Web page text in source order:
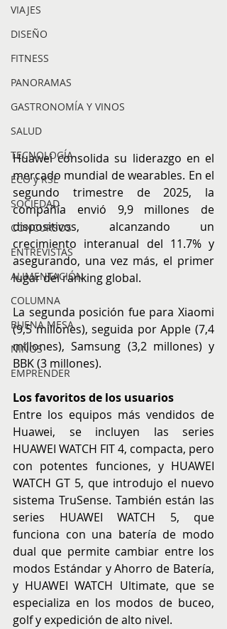
VIAJES
DISEÑO
FITNESS
PANORAMAS
GASTRONOMÍA Y VINOS
SALUD
TECNOLOGÍA
ECO y RSE
SOCIEDAD
CONCURSOS
ENTREVISTAS
ALIMENTACIÓN
COLUMNA
BUENA MESA
NIÑOS
EMPRENDER
Huawei consolida su liderazgo en el
mercado mundial de wearables. En el
segundo trimestre de 2025, la
compañía
envió 9,9 millones de
dispositivos, alcanzando un
crecimiento interanual del 11.7% y
asegurando, una vez más, el primer
lugar del ranking global.
La segunda posición fue para Xiaomi
(9,5 millones), seguida por Apple (7,4
millones), Samsung (3,2 millones) y
BBK (3 millones).
Los favoritos de los usuarios
Entre los equipos más vendidos de
Huawei, se incluyen las series
HUAWEI WATCH FIT 4, compacta, pero
con potentes funciones, y HUAWEI
WATCH GT 5, que introdujo el nuevo
sistema TruSense. También están las
series HUAWEI WATCH 5, que
funciona con una batería de modo
dual que permite cambiar entre los
modos Estándar y Ahorro de Batería,
y HUAWEI WATCH Ultimate, que se
especializa en los modos de buceo,
golf y expedición de alto nivel.